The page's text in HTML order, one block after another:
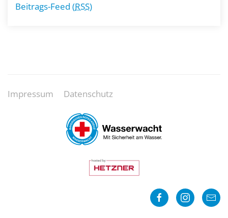
Beitrags-Feed (RSS)
Impressum Datenschutz